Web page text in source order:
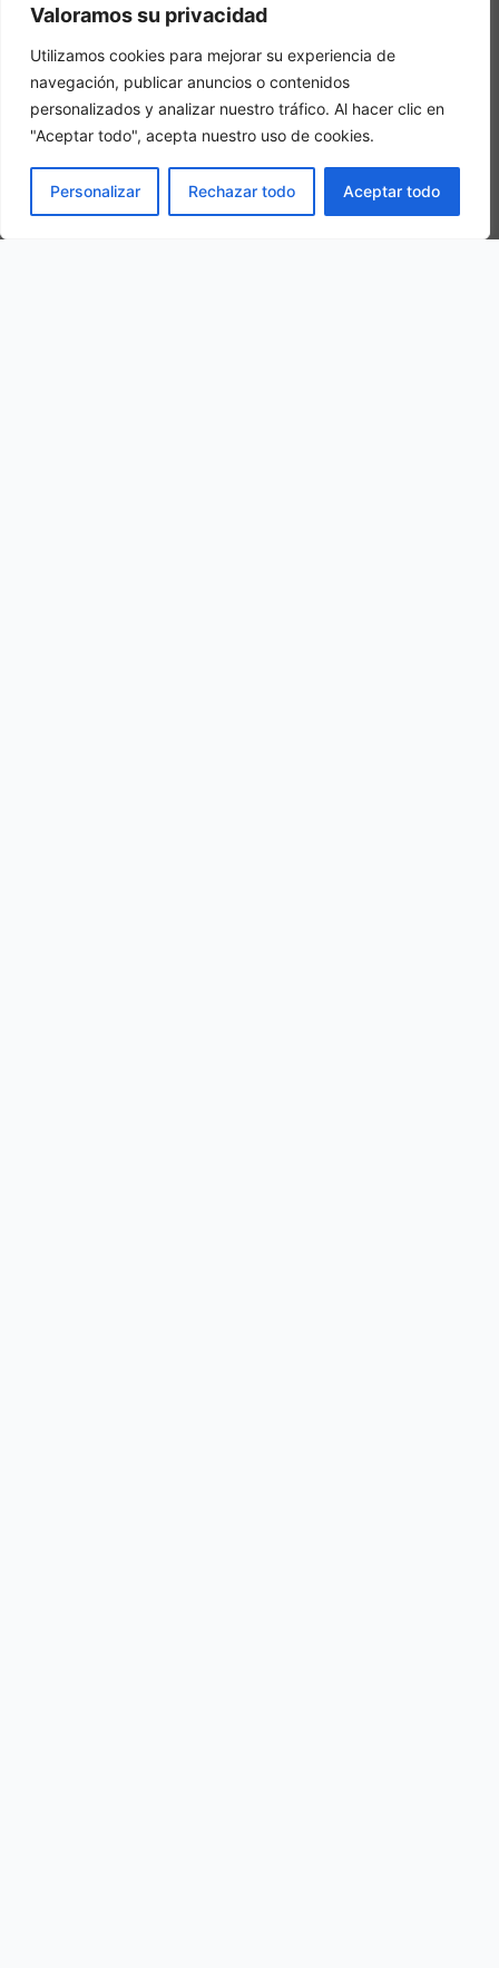
Valoramos su privacidad
Utilizamos cookies para mejorar su experiencia de
navegación, publicar anuncios o contenidos
personalizados y analizar nuestro tráfico. Al hacer clic en
"Aceptar todo", acepta nuestro uso de cookies.
Personalizar Rechazar todo Aceptar todo
Attenzione: questo non è un sito ufficiale. Questo sito
contiene informazioni sull hotel e offre un servizio di
prenotazione online.
Siete il proprietario di questo sito web?–Prenota ora
PRENOTA